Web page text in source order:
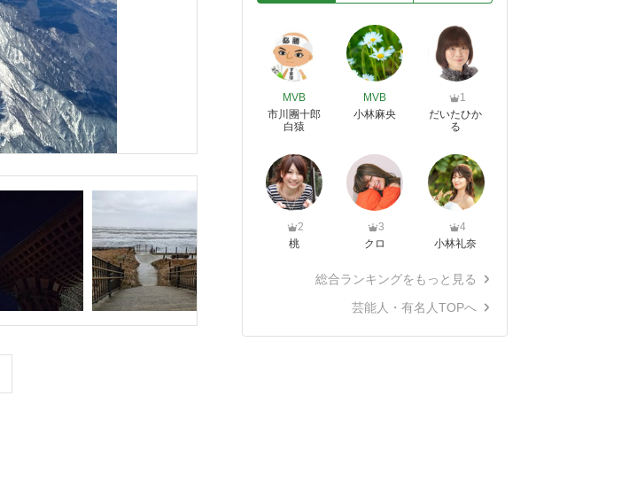
MVB
市川團十郎
白猿
MVB
小林麻央
1
だいたひか
る
2
桃
3
クロ
4
小林礼奈
総合ランキングをもっと見る
芸能人・有名人TOPへ